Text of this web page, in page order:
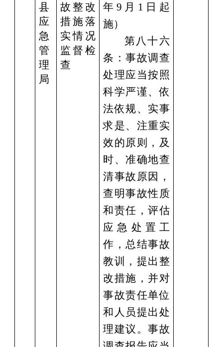
年9月1日起
施）
第八十六
条：事故调查
处理应当按照
科学严谨、依
法依规、实事
求是、注重实
效的原则，及
时、准确地查
清事故原因，
查明事故性质
和责任，评估
应急处置工
作，总结事故
教训，提出整
改措施，并对
事故责任单位
和人员提出处
理建议。事故
县
应
急
管
理
局
故整改
措施落
实情况
监督检
查